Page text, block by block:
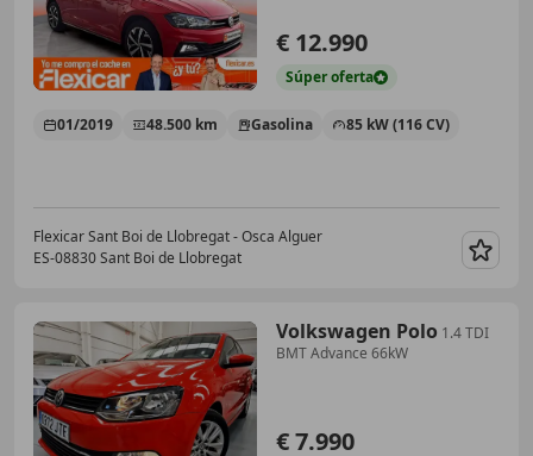
€ 12.990
Súperoferta
01/2019 48.500 km Gasolina 85 kW (116 CV)
Flexicar Sant Boi de Llobregat - Osca Alguer
ES-08830 Sant Boi de Llobregat
Volkswagen Polo 1.4 TDI
BMT Advance 66kW
€ 7.990